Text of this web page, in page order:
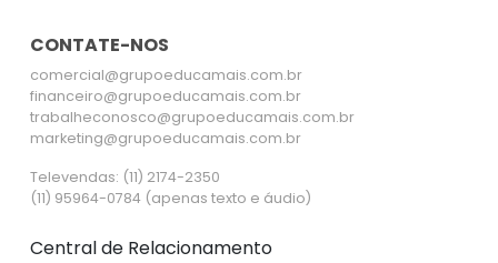
CONTATE-NOS
comercial@grupoeducamais.com.br
financeiro@grupoeducamais.com.br
trabalheconosco@grupoeducamais.com.br
marketing@grupoeducamais.com.br
Televendas: (11) 2174-2350
(11) 95964-0784 (apenas texto e áudio)
Central de Relacionamento